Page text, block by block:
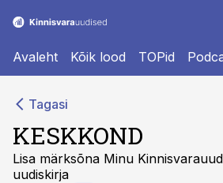
Avaleht Kõik lood TOPid
Tagasi
KESKKOND
Lisa märksõna Minu
uudiskirja